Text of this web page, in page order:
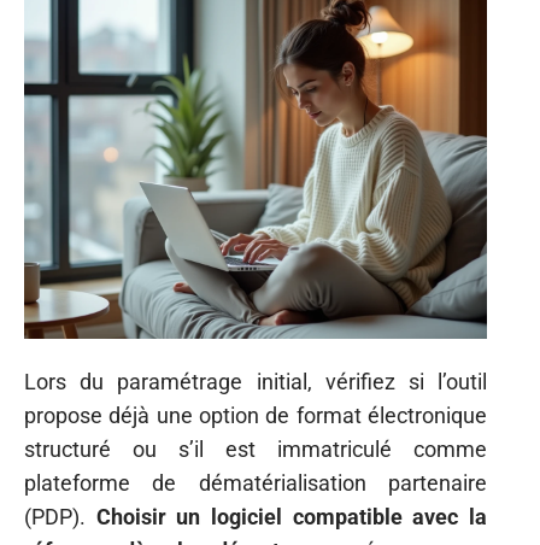
Lors du paramétrage initial, vérifiez si l’outil
propose déjà une option de format électronique
structuré ou s’il est immatriculé comme
plateforme de dématérialisation partenaire
(PDP). Choisir un logiciel compatible avec la